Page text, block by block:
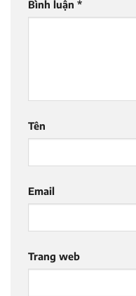
Bình luận *
Tên
Email
Trang web